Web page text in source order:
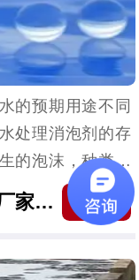
水处理消泡剂分哪几种？厂家回复来啦！ 收藏
的预期用途不同
处理消泡剂的存
的泡沫，种类有
面活性剂类、脂
题解说）它们具